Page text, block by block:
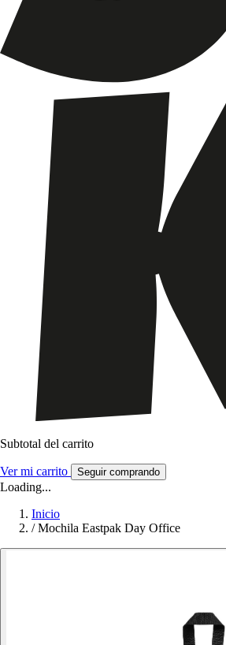
Subtotal del carrito
Ver mi carrito Seguir comprando
Loading...
Inicio
/ Mochila Eastpak Day Office